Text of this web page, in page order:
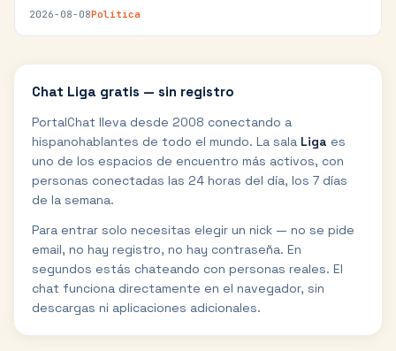
2026-08-08Política
Chat Liga gratis — sin registro
PortalChat lleva desde 2008 conectando a
hispanohablantes de todo el mundo. La sala Liga es
uno de los espacios de encuentro más activos, con
personas conectadas las 24 horas del día, los 7 días
de la semana.
Para entrar solo necesitas elegir un nick — no se pide
email, no hay registro, no hay contraseña. En
segundos estás chateando con personas reales. El
chat funciona directamente en el navegador, sin
descargas ni aplicaciones adicionales.